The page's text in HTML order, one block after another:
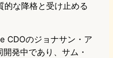
的な降格と受け止める
CDOのジョナサン・ア
発中であり、サム・